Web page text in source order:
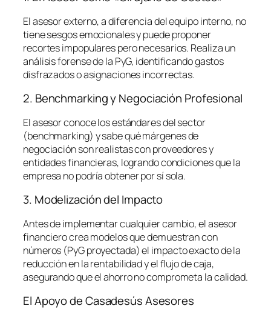
El asesor externo, a diferencia del equipo interno, no
tiene sesgos emocionales y puede proponer
recortes impopulares pero necesarios. Realiza un
análisis forense de la PyG, identificando gastos
disfrazados o asignaciones incorrectas.
2. Benchmarking y Negociación Profesional
El asesor conoce los estándares del sector
(benchmarking) y sabe qué márgenes de
negociación son realistas con proveedores y
entidades financieras, logrando condiciones que la
empresa no podría obtener por sí sola.
3. Modelización del Impacto
Antes de implementar cualquier cambio, el asesor
financiero crea modelos que demuestran con
números (PyG proyectada) el impacto exacto de la
reducción en la rentabilidad y el flujo de caja,
asegurando que el ahorro no comprometa la calidad.
El Apoyo de Casadesús Asesores